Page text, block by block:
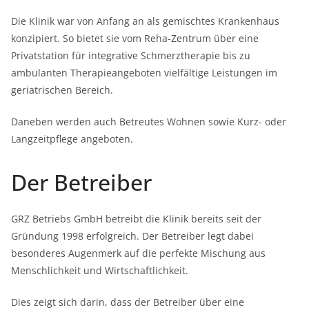
Die Klinik war von Anfang an als gemischtes Krankenhaus
konzipiert. So bietet sie vom Reha-Zentrum über eine
Privatstation für integrative Schmerztherapie bis zu
ambulanten Therapieangeboten vielfältige Leistungen im
geriatrischen Bereich.
Daneben werden auch Betreutes Wohnen sowie Kurz- oder
Langzeitpflege angeboten.
Der Betreiber
GRZ Betriebs GmbH betreibt die Klinik bereits seit der
Gründung 1998 erfolgreich. Der Betreiber legt dabei
besonderes Augenmerk auf die perfekte Mischung aus
Menschlichkeit und Wirtschaftlichkeit.
Dies zeigt sich darin, dass der Betreiber über eine